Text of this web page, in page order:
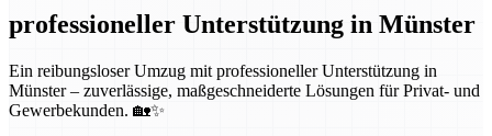
professioneller Unterstützung in Münster
Ein reibungsloser Umzug mit professioneller Unterstützung in
Münster – zuverlässige, maßgeschneiderte Lösungen für Privat- und
Gewerbekunden. 🏡✨